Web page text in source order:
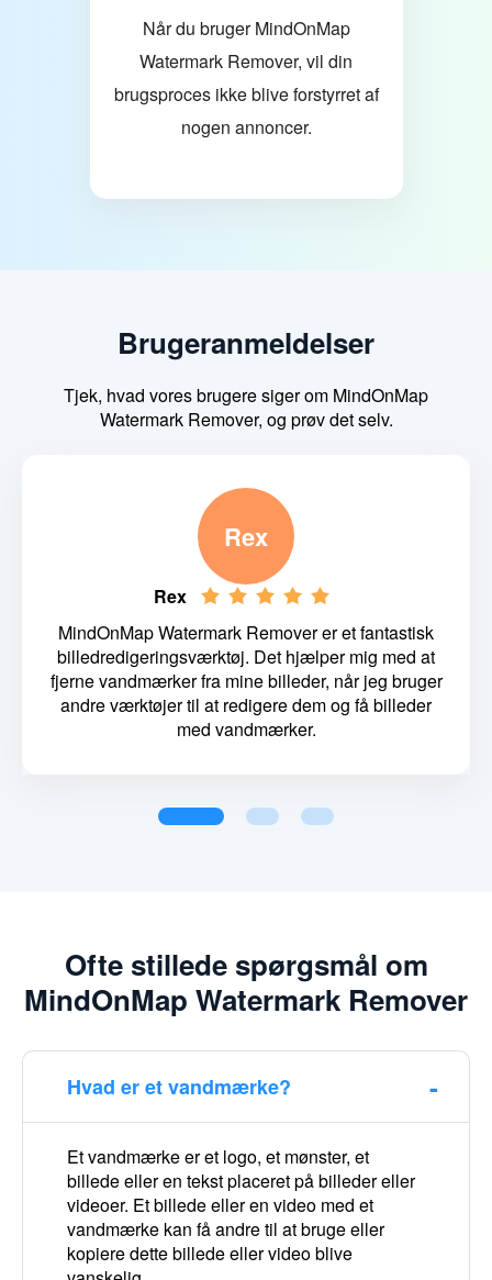
Når du bruger MindOnMap
Watermark Remover, vil din
brugsproces ikke blive forstyrret af
nogen annoncer.
Brugeranmeldelser
Tjek, hvad vores brugere siger om MindOnMap
Watermark Remover, og prøv det selv.
Rex
Rex
MindOnMap Watermark Remover er et fantastisk
billedredigeringsværktøj. Det hjælper mig med at
fjerne vandmærker fra mine billeder, når jeg bruger
andre værktøjer til at redigere dem og få billeder
med vandmærker.
Ofte stillede spørgsmål om
MindOnMap Watermark Remover
Hvad er et vandmærke?
Et vandmærke er et logo, et mønster, et
billede eller en tekst placeret på billeder eller
videoer. Et billede eller en video med et
vandmærke kan få andre til at bruge eller
kopiere dette billede eller video blive